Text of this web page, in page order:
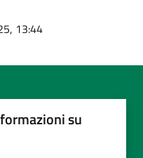
13:44
su